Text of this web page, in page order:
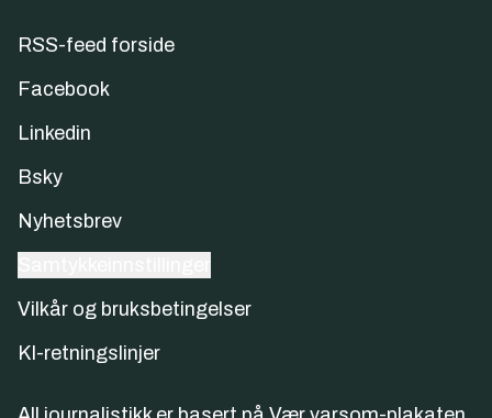
RSS-feed forside
Facebook
Linkedin
Bsky
Nyhetsbrev
Vilkår og bruksbetingelser
KI-retningslinjer